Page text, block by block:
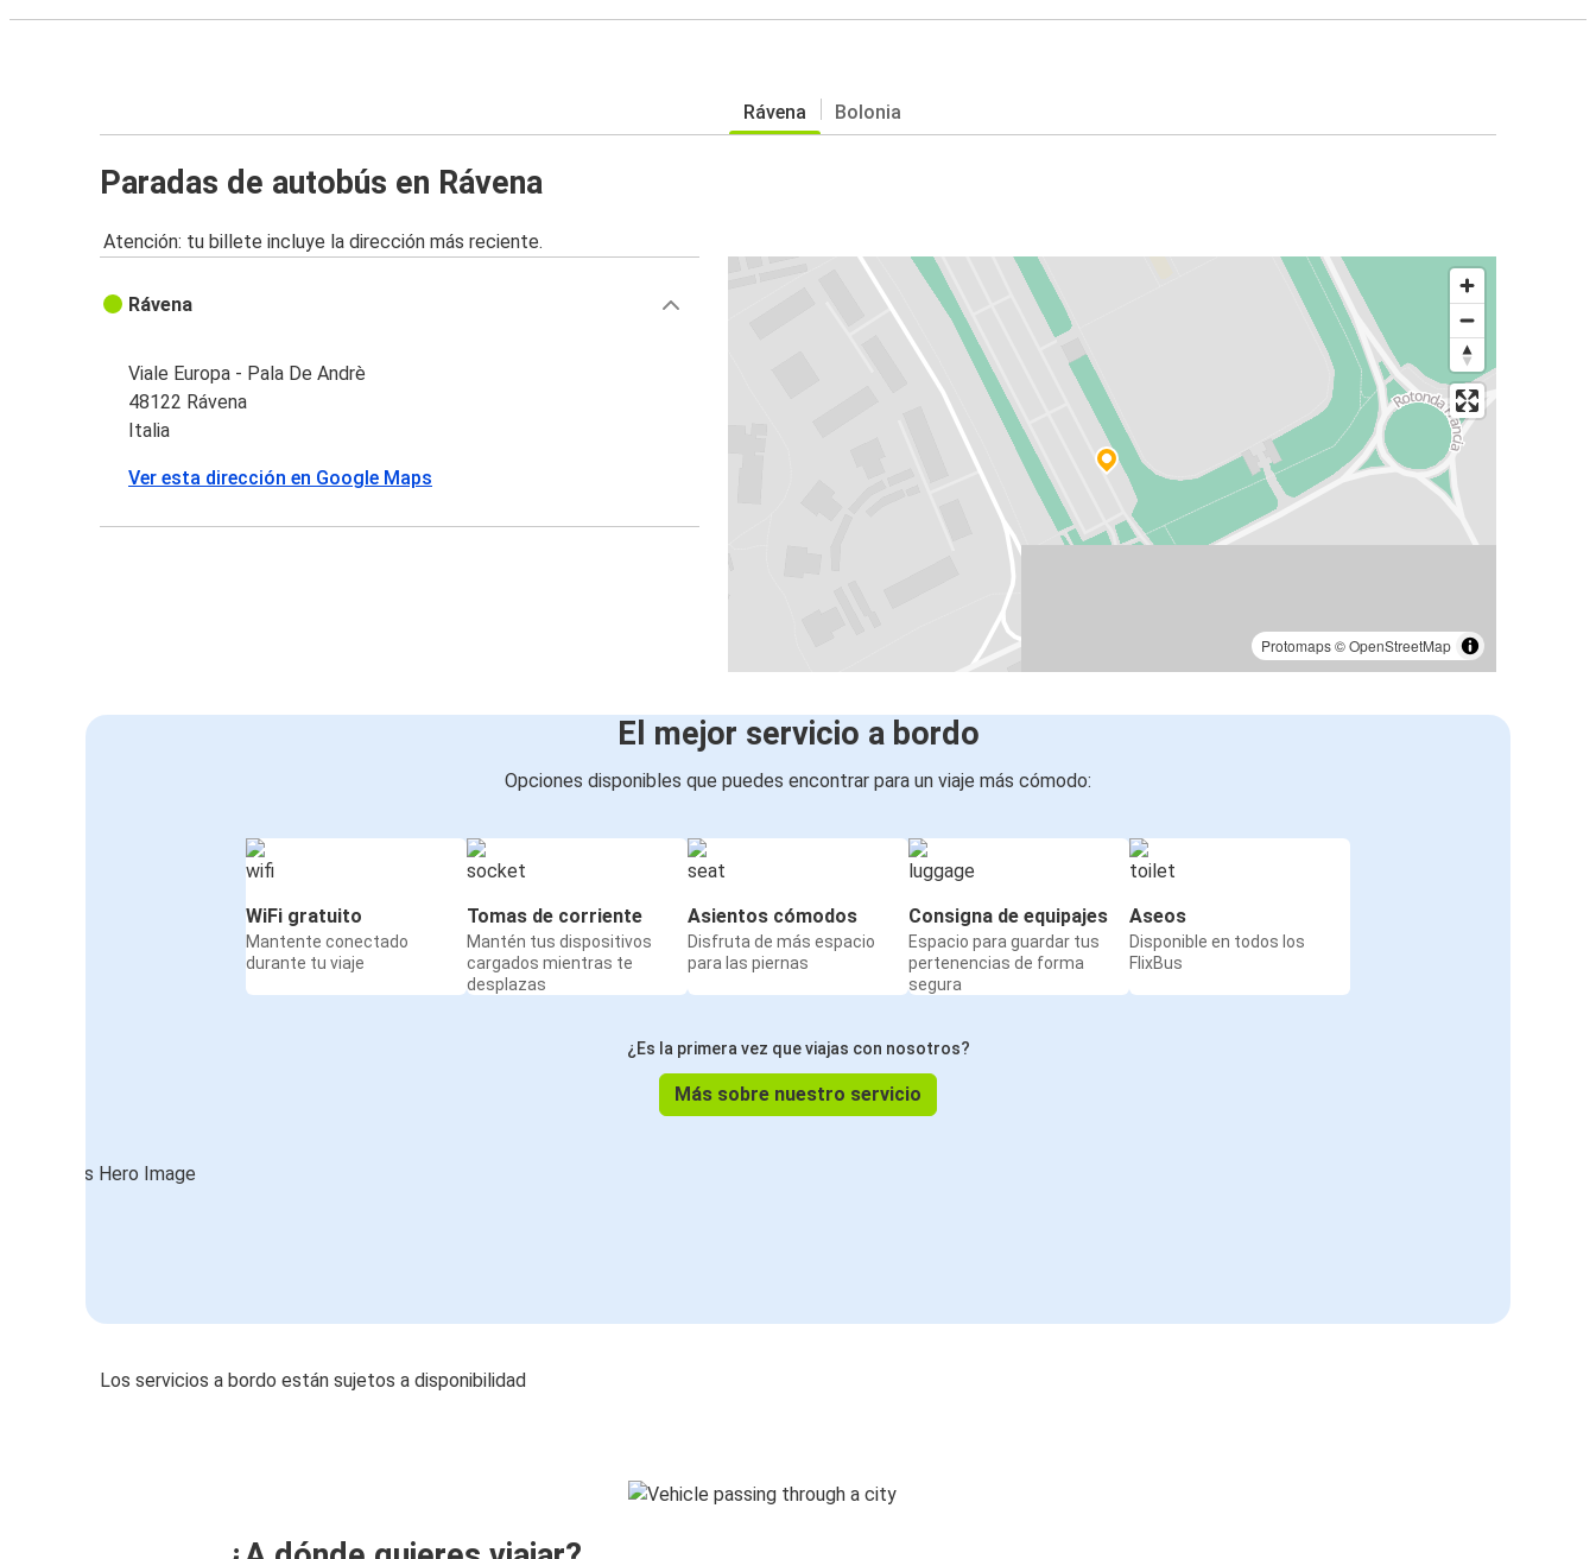
Rávena Bolonia
Paradas de autobús en Rávena
Atención: tu billete incluye la dirección más reciente.
Protomaps©OpenStreetMap
Rávena
Viale Europa - Pala De Andrè
48122 Rávena
Italia
Ver esta dirección en Google Maps
El mejor servicio a bordo
Opciones disponibles que puedes encontrar para un viaje más cómodo:
WiFi gratuito
Mantente conectado
durante tu viaje
Tomas de corriente
Mantén tus dispositivos
cargados mientras te
desplazas
Asientos cómodos
Disfruta de más espacio
para las piernas
Consigna de equipajes
Espacio para guardar tus
pertenencias de forma
segura
Aseos
Disponible en todos los
FlixBus
¿Es la primera vez que viajas con nosotros?
Más sobre nuestro servicio
Los servicios a bordo están sujetos a disponibilidad